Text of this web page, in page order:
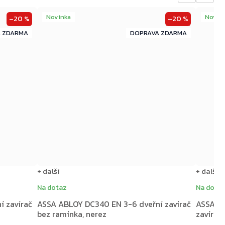
ZDARMA
–20 %
zavírač
Novinka
ZDARMA
–20 %
ASSA ABLOY DC340 EN 3-6 dveřní zavírač
bez ramínka, nerez
Na dotaz
+ další
ASSA
zavírač
Na dotaz
+ další